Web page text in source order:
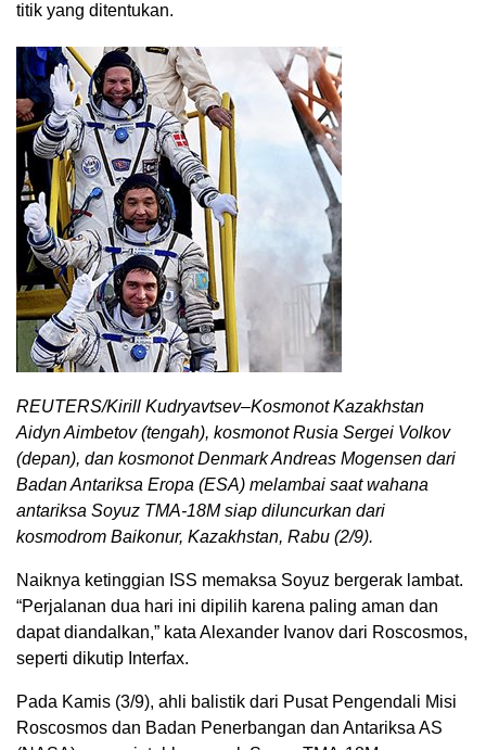
titik yang ditentukan.
REUTERS/Kirill Kudryavtsev–Kosmonot Kazakhstan
Aidyn Aimbetov (tengah), kosmonot Rusia Sergei Volkov
(depan), dan kosmonot Denmark Andreas Mogensen dari
Badan Antariksa Eropa (ESA) melambai saat wahana
antariksa Soyuz TMA-18M siap diluncurkan dari
kosmodrom Baikonur, Kazakhstan, Rabu (2/9).
Naiknya ketinggian ISS memaksa Soyuz bergerak lambat.
“Perjalanan dua hari ini dipilih karena paling aman dan
dapat diandalkan,” kata Alexander Ivanov dari Roscosmos,
seperti dikutip Interfax.
Pada Kamis (3/9), ahli balistik dari Pusat Pengendali Misi
Roscosmos dan Badan Penerbangan dan Antariksa AS